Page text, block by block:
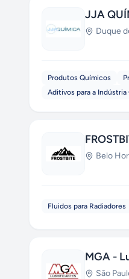
JJA
Duque
Produtos Químicos
Aditivos para a
Belo
Fluidos para Radiadores
MGA -
São